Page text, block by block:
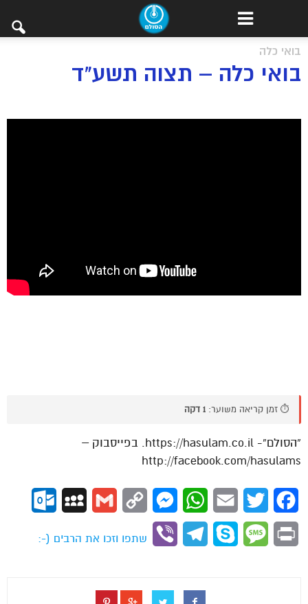
בואי כלה
בואי כלה – תצוה תשע"ד
⏱️ זמן קריאה משוער: 1 דקה
“הסולם”- https://hasulam.co.il. בפייסבוק –
http://facebook.com/hasulams
Facebook
Twitter
Email
WhatsApp
Messenger
Copy
Gmail
MySpace
Print
Message
Skype
Telegram
Viber
שתפו וזכו את הרבים (-: